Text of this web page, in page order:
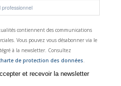
contiennent des communications
Vous pouvez vous désabonner via le
à la newsletter. Consultez
de protection des données.